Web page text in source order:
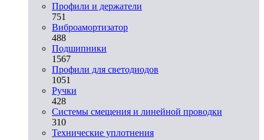
Профили и держатели
751
Виброамортизатор
488
Подшипники
1567
Профили для светодиодов
1051
Ручки
428
Системы смещения и линейной проводки
310
Технические уплотнения